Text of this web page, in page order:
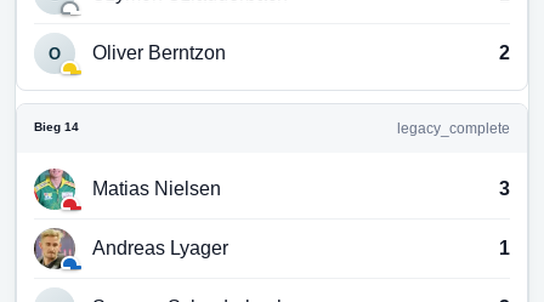
O Oliver Berntzon 2
Bieg 14 legacy_complete
Matias Nielsen 3
Andreas Lyager 1